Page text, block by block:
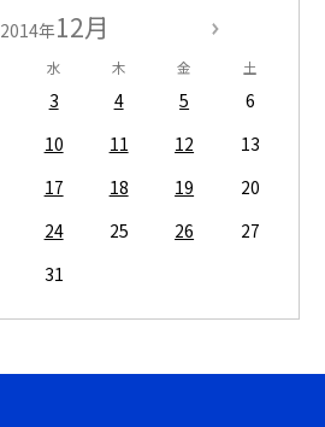
2014年12月
水 木 金 土
3 4 5
6
10 11 12
13
17 18 19
20
24 25 26
27
31